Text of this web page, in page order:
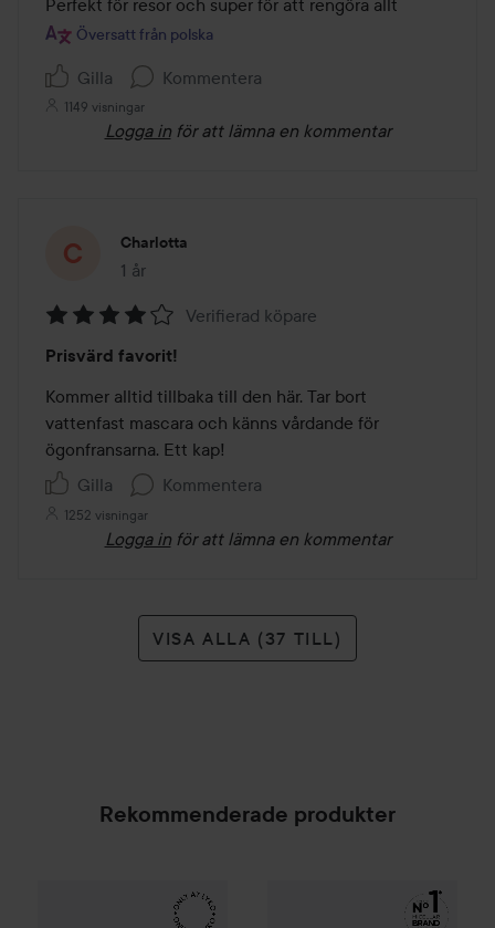
5
Översatt från polska
Gilla Kommentera
1149 visningar
Logga in för att lämna en kommentar
Charlotta
1 år
Inlägget skapades 1 år
4
av
5
Verifierad köpare
Prisvärd favorit!
Kommer alltid tillbaka till den här. Tar bort
vattenfast mascara och känns vårdande för
ögonfransarna. Ett kap!
Gilla
Kommentera
1252 visningar
Logga in för att lämna en kommentar
VISA ALLA (37 TILL)
Rekommenderade produkter
Make Up Store Tuxedo
Micellar Cleansing